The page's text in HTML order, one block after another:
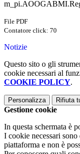
File PDF
Contatore click: 70
Notizie
Questo sito o gli
cookie necessari al
COOKIE POLICY.
Personalizza Rifiuta
Gestione cookie
In questa schermata è
I cookie necessari
piattaforma e non è